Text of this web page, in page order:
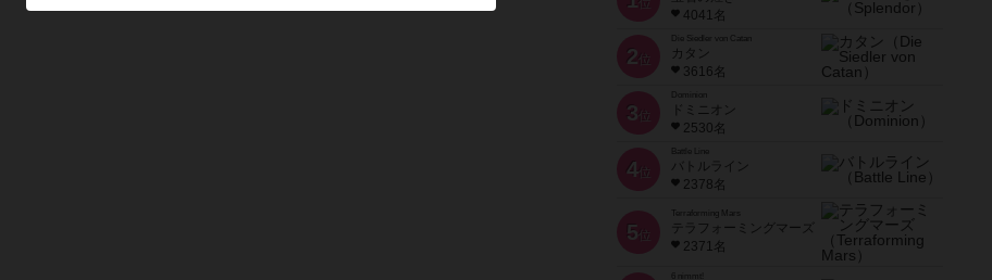
位
4041名
2 位
Die Siedler von Catan
カタン
3616名
3 位
ドミニオン
2530名
4位
Battle Line
バトルライン
2378名
5 位
Terraforming Mars
テラフォーミングマーズ
2371名